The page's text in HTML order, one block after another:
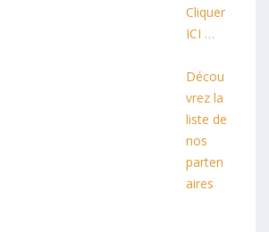
Cliquer
ICI …
Décou
vrez la
liste de
nos
parten
aires